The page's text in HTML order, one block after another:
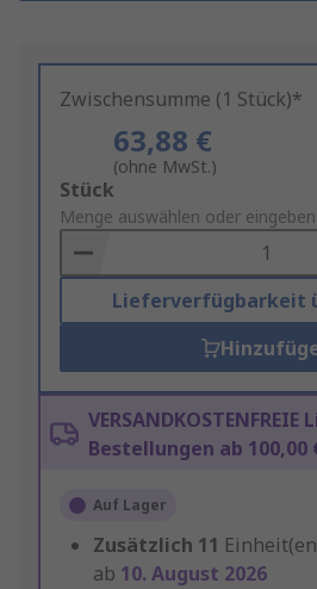
Zwischensumme (1 Stück)*
63,88 €
(ohne MwSt.)
Add
to
Basket
Stück
Menge auswählen oder eingeben
Lieferverfügbarkeit
Bestellungen ab 100,00
Auf Lager
Zusätzlich 11
ab 10. August 2026